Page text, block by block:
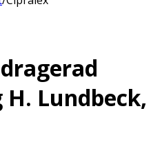
Lundbeck,